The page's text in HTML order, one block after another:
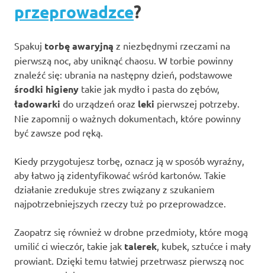
przeprowadzce?
Spakuj torbę awaryjną z niezbędnymi rzeczami na
pierwszą noc, aby uniknąć chaosu. W torbie powinny
znaleźć się: ubrania na następny dzień, podstawowe
środki higieny takie jak mydło i pasta do zębów,
ładowarki do urządzeń oraz leki pierwszej potrzeby.
Nie zapomnij o ważnych dokumentach, które powinny
być zawsze pod ręką.
Kiedy przygotujesz torbę, oznacz ją w sposób wyraźny,
aby łatwo ją zidentyfikować wśród kartonów. Takie
działanie zredukuje stres związany z szukaniem
najpotrzebniejszych rzeczy tuż po przeprowadzce.
Zaopatrz się również w drobne przedmioty, które mogą
umilić ci wieczór, takie jak talerek , kubek, sztućce i mały
prowiant. Dzięki temu łatwiej przetrwasz pierwszą noc